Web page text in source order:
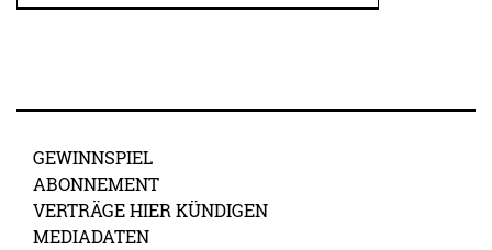
GEWINNSPIEL
ABONNEMENT
VERTRÄGE HIER KÜNDIGEN
MEDIADATEN